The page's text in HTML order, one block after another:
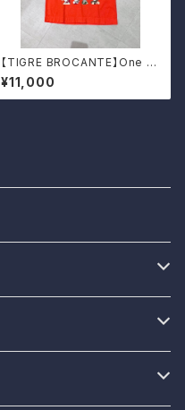
【TIGRE BROCANTE】One W
orld 半袖Tシャツ
¥11,000